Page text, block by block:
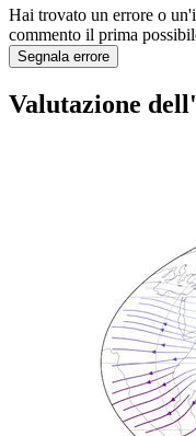
Hai trovato un errore o
commento il prima
Segnala errore
Valutazione